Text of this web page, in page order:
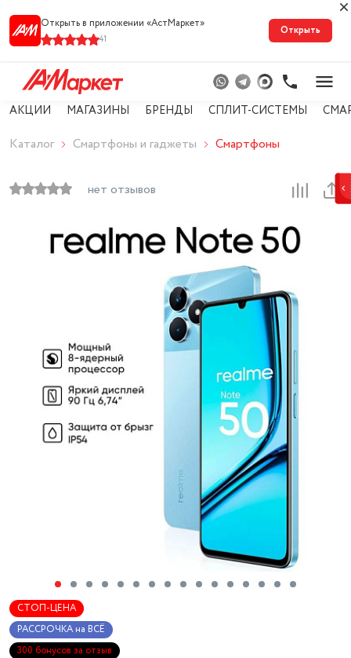
Открыть в приложении «АстМарке‪т‬»
41
Открыть
АКЦИИ МАГАЗИНЫ БРЕНДЫ СПЛИТ-СИСТЕМЫ
Каталог Смартфоны и гаджеты Смартфоны
нет отзывов
СТОП-ЦЕНА
РАССРОЧКА на ВСЁ
300 бонусов за отзыв